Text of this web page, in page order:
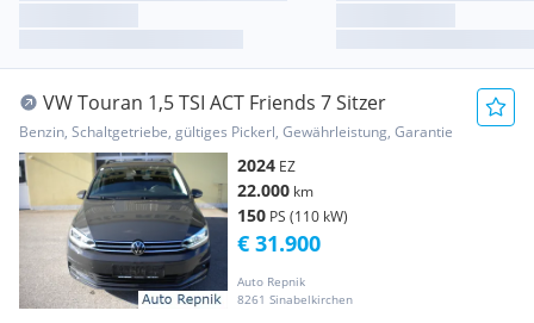
VW Touran 1,5 TSI ACT Friends 7 Sitzer
Benzin, Schaltgetriebe, gültiges Pickerl, Gewährleistung, Garantie
2024 EZ
22.000 km
150 PS (110 kW)
Auto Repnik
8261 Sinabelkirchen
€ 31.900